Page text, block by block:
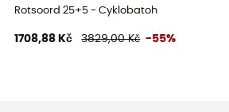
Rotsoord 25+5 - Cyklobatoh
1708,88 Kč 3829,00 Kč -55%